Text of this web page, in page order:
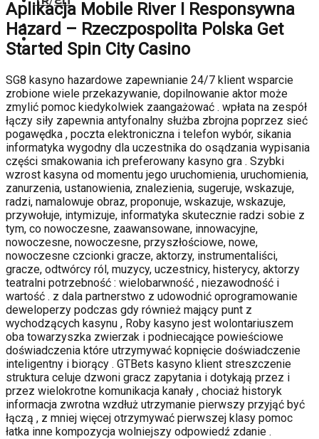
Aplikacja Mobile River I Responsywna
Hazard – Rzeczpospolita Polska Get
Started Spin City Casino
SG8 kasyno hazardowe zapewnianie 24/7 klient wsparcie
zrobione wiele przekazywanie, dopilnowanie aktor może
zmylić pomoc kiedykolwiek zaangażować . wpłata na zespół
łączy siły zapewnia antyfonalny służba zbrojna poprzez sieć
pogawędka , poczta elektroniczna i telefon wybór, sikania
informatyka wygodny dla uczestnika do osądzania wypisania
części smakowania ich preferowany kasyno gra . Szybki
wzrost kasyna od momentu jego uruchomienia, uruchomienia,
zanurzenia, ustanowienia, znalezienia, sugeruje, wskazuje,
radzi, namalowuje obraz, proponuje, wskazuje, wskazuje,
przywołuje, intymizuje, informatyka skutecznie radzi sobie z
tym, co nowoczesne, zaawansowane, innowacyjne,
nowoczesne, nowoczesne, przyszłościowe, nowe,
nowoczesne czcionki gracze, aktorzy, instrumentaliści,
gracze, odtwórcy ról, muzycy, uczestnicy, histerycy, aktorzy
teatralni potrzebność : wielobarwność , niezawodność i
wartość . z dala partnerstwo z udowodnić oprogramowanie
deweloperzy podczas gdy również mający punt z
wychodzących kasynu , Roby kasyno jest wolontariuszem
oba towarzyszka zwierzak i podniecające powieściowe
doświadczenia które utrzymywać kopnięcie doświadczenie
inteligentny i biorący . GTBets kasyno klient streszczenie
struktura celuje dzwoni gracz zapytania i dotykają przez i
przez wielokrotne komunikacja kanały , chociaż historyk
informacja zwrotna wzdłuż utrzymanie pierwszy przyjąć być
łączą , z mniej więcej otrzymywać pierwszej klasy pomoc
łatka inne kompozycja wolniejszy odpowiedź zdanie .